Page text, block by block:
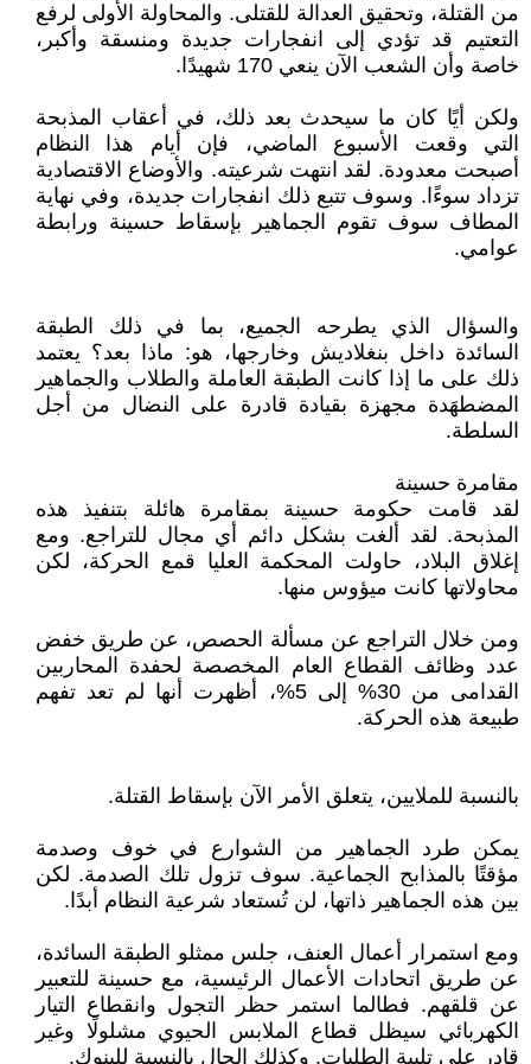
من القتلة، وتحقيق العدالة للقتلى. والمحاولة الأولى لرفع
التعتيم قد تؤدي إلى انفجارات جديدة ومنسقة وأكبر،
خاصة وأن الشعب الآن ينعي 170 شهيدًا.
ولكن أيًا كان ما سيحدث بعد ذلك، في أعقاب المذبحة
التي وقعت الأسبوع الماضي، فإن أيام هذا النظام
أصبحت معدودة. لقد انتهت شرعيته. والأوضاع الاقتصادية
تزداد سوءًا. وسوف تتبع ذلك انفجارات جديدة، وفي نهاية
المطاف سوف تقوم الجماهير بإسقاط حسينة ورابطة
عوامي.
والسؤال الذي يطرحه الجميع، بما في ذلك الطبقة
السائدة داخل بنغلاديش وخارجها، هو: ماذا بعد؟ يعتمد
ذلك على ما إذا كانت الطبقة العاملة والطلاب والجماهير
المضطهَدة مجهزة بقيادة قادرة على النضال من أجل
السلطة.
مقامرة حسينة
لقد قامت حكومة حسينة بمقامرة هائلة بتنفيذ هذه
المذبحة. لقد ألغت بشكل دائم أي مجال للتراجع. ومع
إغلاق البلاد، حاولت المحكمة العليا قمع الحركة، لكن
محاولاتها كانت ميؤوس منها.
ومن خلال التراجع عن مسألة الحصص، عن طريق خفض
عدد وظائف القطاع العام المخصصة لحفدة المحاربين
القدامى من 30% إلى 5%، أظهرت أنها لم تعد تفهم
طبيعة هذه الحركة.
بالنسبة للملايين، يتعلق الأمر الآن بإسقاط القتلة.
يمكن طرد الجماهير من الشوارع في خوف وصدمة
مؤقتًا بالمذابح الجماعية. سوف تزول تلك الصدمة. لكن
بين هذه الجماهير ذاتها، لن تُستعاد شرعية النظام أبدًا.
ومع استمرار أعمال العنف، جلس ممثلو الطبقة السائدة،
عن طريق اتحادات الأعمال الرئيسية، مع حسينة للتعبير
عن قلقهم. فطالما استمر حظر التجول وانقطاع التيار
الكهربائي سيظل قطاع الملابس الحيوي مشلولًا وغير
قادر على تلبية الطلبات. وكذلك الحال بالنسبة للبنوك.